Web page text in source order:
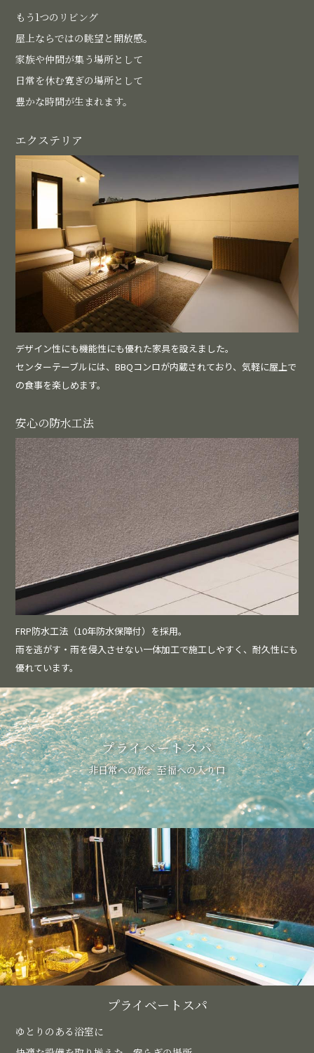
もう1つのリビング
屋上ならではの眺望と開放感。
家族や仲間が集う場所として
日常を休む寛ぎの場所として
豊かな時間が生まれます。
エクステリア
デザイン性にも機能性にも優れた家具を設えました。
センターテーブルには、BBQコンロが内蔵されており、気軽に屋上で
の食事を楽しめます。
安心の防水工法
FRP防水工法（10年防水保障付）を採用。
雨を逃がす・雨を侵入させない一体加工で施工しやすく、耐久性にも
優れています。
プライベートスパ
非日常への旅。至福への入り口
プライベートスパ
ゆとりのある浴室に